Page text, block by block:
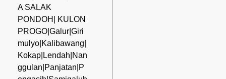
A SALAK
PONDOH| KULON
PROGO|Galur|Giri
mulyo|Kalibawang|
Kokap|Lendah|Nan
ggulan|Panjatan|P